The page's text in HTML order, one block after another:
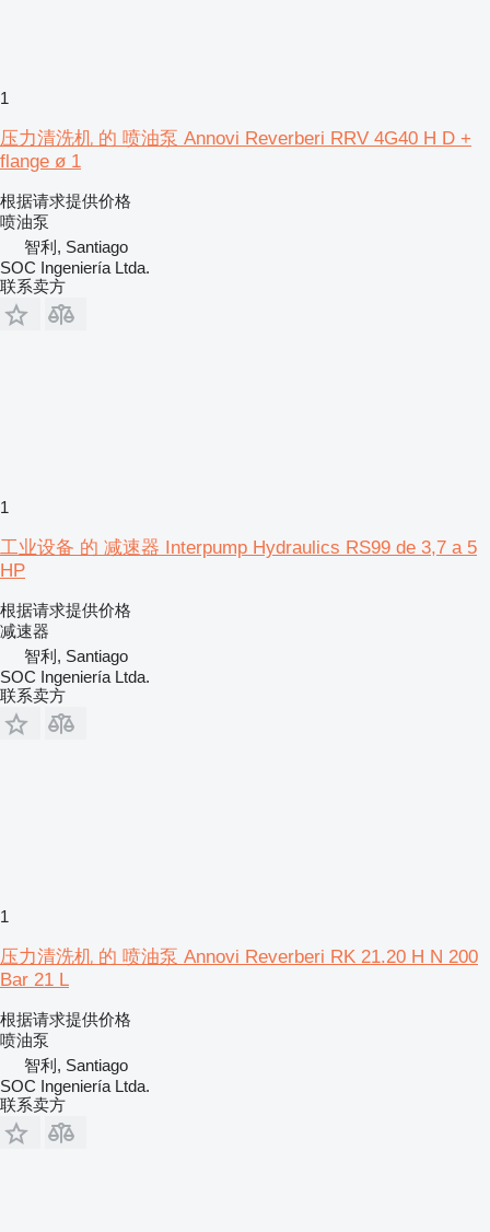
1
压力清洗机 的 喷油泵 Annovi Reverberi RRV 4G40 H D +
flange ø 1
根据请求提供价格
喷油泵
智利, Santiago
SOC Ingeniería Ltda.
联系卖方
1
工业设备 的 减速器 Interpump Hydraulics RS99 de 3,7 a 5
HP
根据请求提供价格
减速器
智利, Santiago
SOC Ingeniería Ltda.
联系卖方
1
压力清洗机 的 喷油泵 Annovi Reverberi RK 21.20 H N 200
Bar 21 L
根据请求提供价格
喷油泵
智利, Santiago
SOC Ingeniería Ltda.
联系卖方